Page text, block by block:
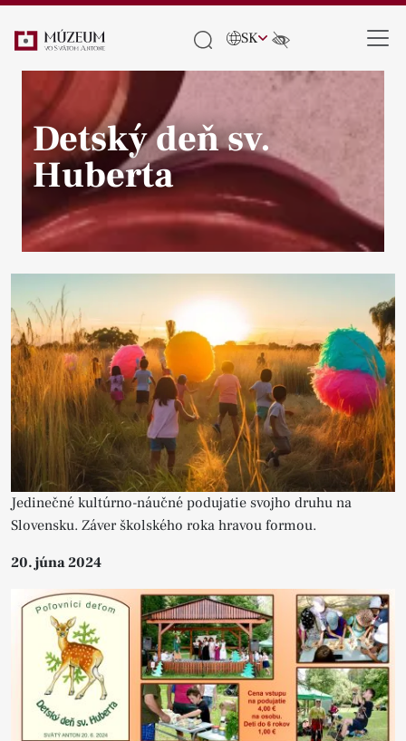
SK
Pause
Detský deň sv.
Huberta
Jedinečné kultúrno-náučné podujatie svojho druhu na
Slovensku. Záver školského roka hravou formou.
20. júna 2024